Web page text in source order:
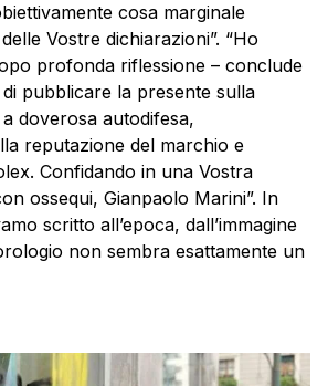
cosa marginale
Vostre dichiarazioni”. “Ho
profonda riflessione – conclude
pubblicare la presente sulla
doverosa autodifesa,
reputazione del marchio e
Confidando in una Vostra
ossequi, Gianpaolo Marini”. In
scritto all’epoca, dall’immagine
non sembra esattamente un